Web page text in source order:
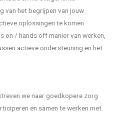
van het begrijpen van jouw
oplossingen te komen.
on / hands off manier van werken,
actieve ondersteuning en het
we naar goedkopere zorg
en samen te werken met